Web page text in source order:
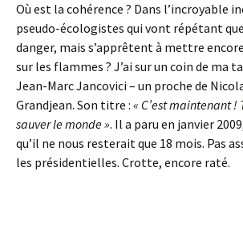
Où est la cohérence ? Dans l’incroyable
pseudo-écologistes qui vont répétant
danger, mais s’apprêtent à mettre encore
sur les flammes ? J’ai sur un coin de ma
Jean-Marc Jancovici – un proche de
Grandjean. Son titre : « C’est maintenant !
sauver le monde ». Il a paru en janvier
qu’il ne nous resterait que 18 mois. Pas
les présidentielles. Crotte, encore raté.